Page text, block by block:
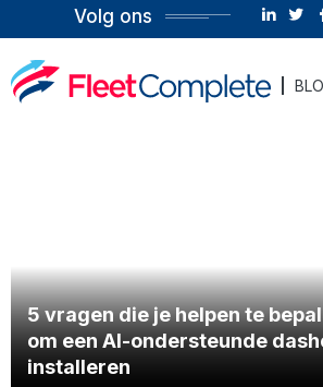
Volg ons
5 vragen die je helpen te
om een AI-ondersteunde
installeren